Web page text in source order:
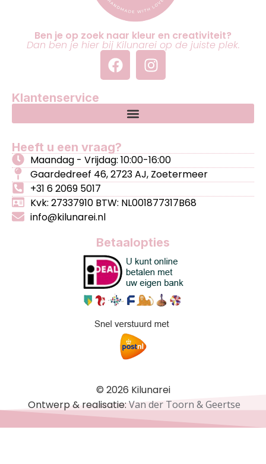
Ben je op zoek naar kleur en creativiteit?
Dan ben je hier bij Kilunarei op de juiste plek.
Klantenservice
Heeft u een vraag?
Maandag - Vrijdag: 10:00-16:00
Gaardedreef 46, 2723 AJ, Zoetermeer
+31 6 2069 5017
Kvk: 27337910 BTW: NL001877317B68
info@kilunarei.nl
Betaalopties
© 2026 Kilunarei
Ontwerp & realisatie:Van der Toorn & Geertse